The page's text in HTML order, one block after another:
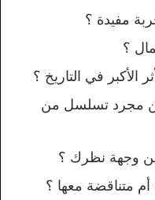
مفيدة ؟
؟
الأكبر في التاريخ ؟
عن مجرد تسلسل من
من وجهة نظرك ؟
أم متناقضة معها ؟